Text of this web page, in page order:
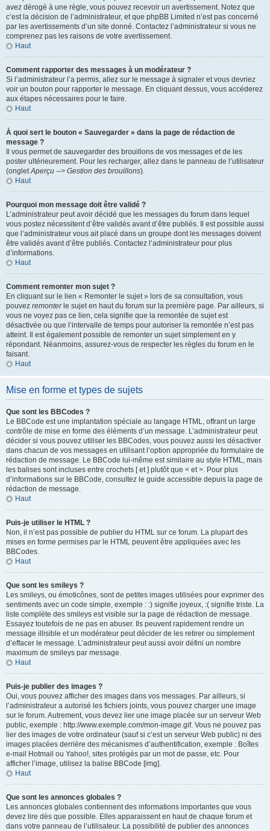
avez dérogé à une règle, vous pouvez recevoir un avertissement. Notez que
c’est la décision de l’administrateur, et que phpBB Limited n’est pas concerné
par les avertissements d’un site donné. Contactez l’administrateur si vous ne
comprenez pas les raisons de votre avertissement.
Haut
Comment rapporter des messages à un modérateur ?
Si l’administrateur l’a permis, allez sur le message à signaler et vous devriez
voir un bouton pour rapporter le message. En cliquant dessus, vous accéderez
aux étapes nécessaires pour le faire.
Haut
À quoi sert le bouton « Sauvegarder » dans la page de rédaction de
message ?
Il vous permet de sauvegarder des brouillons de vos messages et de les
poster ultérieurement. Pour les recharger, allez dans le panneau de l’utilisateur
(ongletAperçu --> Gestion des brouillons).
Haut
Pourquoi mon message doit être validé ?
L’administrateur peut avoir décidé que les messages du forum dans lequel
vous postez nécessitent d’être validés avant d’être publiés. Il est possible aussi
que l’administrateur vous ait placé dans un groupe dont les messages doivent
être validés avant d’être publiés. Contactez l’administrateur pour plus
d’informations.
Haut
Comment remonter mon sujet ?
En cliquant sur le lien « Remonter le sujet » lors de sa consultation, vous
pouvez remonterle sujet en haut du forum sur la première page. Par ailleurs, si
vous ne voyez pas ce lien, cela signifie que la remontée de sujet est
désactivée ou que l’intervalle de temps pour autoriser la remontée n’est pas
atteint. Il est également possible de remonter un sujet simplement en y
répondant. Néanmoins, assurez-vous de respecter les règles du forum en le
faisant.
Haut
Mise en forme et types de sujets
Que sont les BBCodes ?
Le BBCode est une implantation spéciale au langage HTML, offrant un large
contrôle de mise en forme des éléments d’un message. L’administrateur peut
décider si vous pouvez utiliser les BBCodes, vous pouvez aussi les désactiver
dans chacun de vos messages en utilisant l’option appropriée du formulaire de
rédaction de message. Le BBCode lui-même est similaire au style HTML, mais
les balises sont incluses entre crochets [ et ] plutôt que < et >. Pour plus
d’informations sur le BBCode, consultez le guide accessible depuis la page de
rédaction de message.
Haut
Puis-je utiliser le HTML ?
Non, il n’est pas possible de publier du HTML sur ce forum. La plupart des
mises en forme permises par le HTML peuvent être appliquées avec les
BBCodes.
Haut
Que sont les smileys ?
Les smileys, ou émoticônes, sont de petites images utilisées pour exprimer des
sentiments avec un code simple, exemple : :) signifie joyeux, :( signifie triste. La
liste complète des smileys est visible sur la page de rédaction de message.
Essayez toutefois de ne pas en abuser. Ils peuvent rapidement rendre un
message illisible et un modérateur peut décider de les retirer ou simplement
d’effacer le message. L’administrateur peut aussi avoir défini un nombre
maximum de smileys par message.
Haut
Puis-je publier des images ?
Oui, vous pouvez afficher des images dans vos messages. Par ailleurs, si
l’administrateur a autorisé les fichiers joints, vous pouvez charger une image
sur le forum. Autrement, vous devez lier une image placée sur un serveur Web
public, exemple : http://www.exemple.com/mon-image.gif. Vous ne pouvez pas
lier des images de votre ordinateur (sauf si c’est un serveur Web public) ni des
images placées derrière des mécanismes d’authentification, exemple : Boîtes
e-mail Hotmail ou Yahoo!, sites protégés par un mot de passe, etc. Pour
afficher l’image, utilisez la balise BBCode [img].
Haut
Que sont les annonces globales ?
Les annonces globales contiennent des informations importantes que vous
devez lire dès que possible. Elles apparaissent en haut de chaque forum et
dans votre panneau de l’utilisateur. La possibilité de publier des annonces